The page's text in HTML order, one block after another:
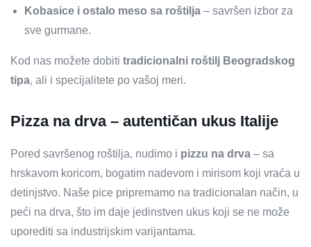
Kobasice i ostalo meso sa roštilja – savršen izbor za
sve gurmane.
Kod nas možete dobiti tradicionalni roštilj Beogradskog
tipa, ali i specijalitete po vašoj meri.
Pizza na drva – autentičan ukus Italije
Pored savršenog roštilja, nudimo i pizzu na drva – sa
hrskavom koricom, bogatim nadevom i mirisom koji vraća u
detinjstvo. Naše pice pripremamo na tradicionalan način, u
peći na drva, što im daje jedinstven ukus koji se ne može
uporediti sa industrijskim varijantama.